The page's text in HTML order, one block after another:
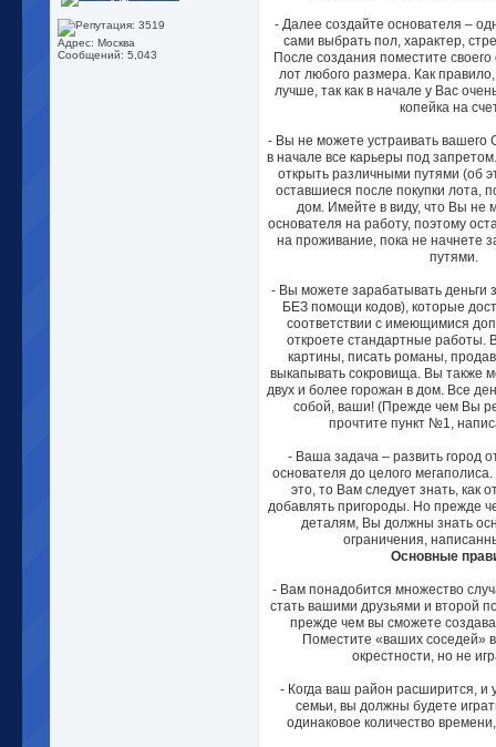
Адрес: Москва
Сообщений: 5,043
- Далее создайте основателя –
сами выбрать пол, характер,
После создания поместите
лот любого размера. Как
лучше, так как в начале у Вас
копейка на
- Вы не можете устраивать вашего
в начале все карьеры под
открыть различными путями (об
оставшиеся после покупки лота,
дом. Имейте в виду, что Вы не
основателя на работу, поэтому
на проживание, пока не начнете
путями.
- Вы можете зарабатывать деньги
БЕЗ помощи кодов), которые
соответствии с имеющимися
откроете стандартные работы.
картины, писать романы,
выкапывать сокровища. Вы также
двух и более горожан в дом. Все
собой, ваши! (Прежде чем Вы
прочтите пункт №1,
- Ваша задача – развить город
основателя до целого
это, то Вам следует знать, как
добавлять пригороды. Но прежде
деталям, Вы должны знать
ограничения,
Основные
- Вам понадобится множество
стать вашими друзьями и второй
прежде чем вы сможете
Поместите «ваших соседей»
окрестности, но не
- Когда ваш район расширится, и
семьи, вы должны будете
одинаковое количество